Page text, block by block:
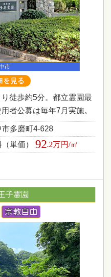
市
徒歩約5分。都立霊園最
者公募は毎年7月実施。
多磨町4-628
単価） 92.2万円/㎡
子霊園